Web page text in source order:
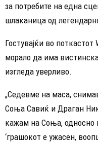
за потребите на една
шлаканица од
Гостувајќи во
морало да има
изгледа уверливо.
„Седевме на маса,
Соња Савиќ и Драган
кажам на Соња, односно
‘грашокот е ужасен,